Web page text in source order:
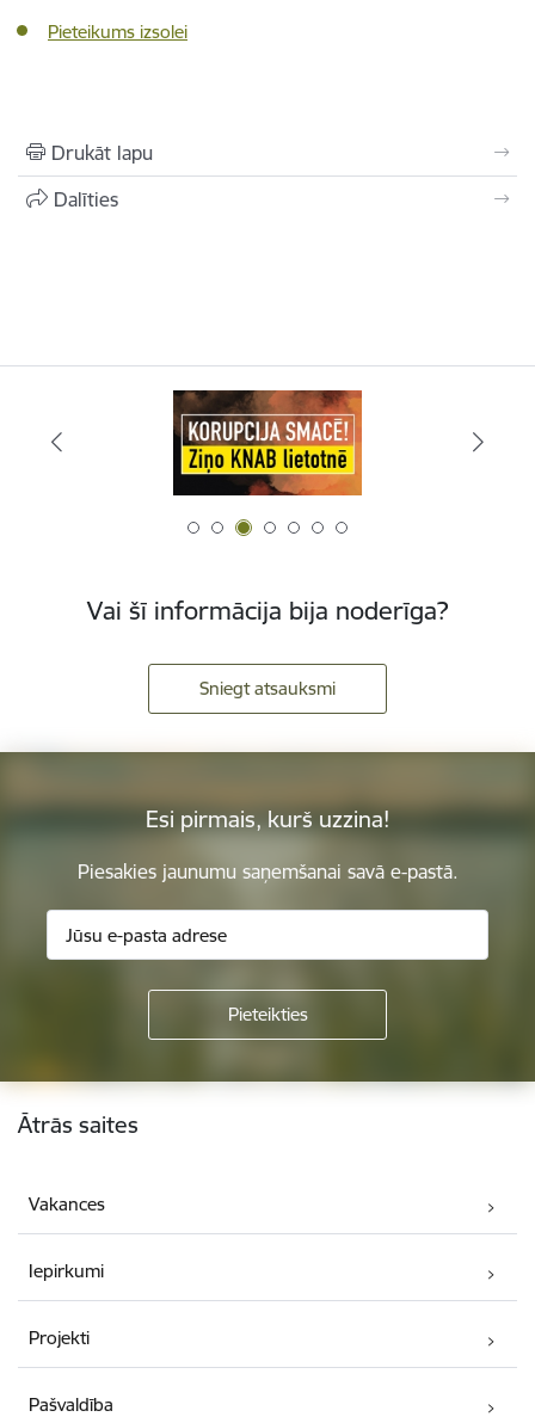
Pieteikums izsolei
Drukāt lapu
Dalīties
Vai šī informācija bija noderīga?
Sniegt atsauksmi
Esi pirmais, kurš uzzina!
Piesakies jaunumu saņemšanai savā e-pastā.
Kājene
Ātrās saites
Vakances
Iepirkumi
Projekti
Pašvaldība